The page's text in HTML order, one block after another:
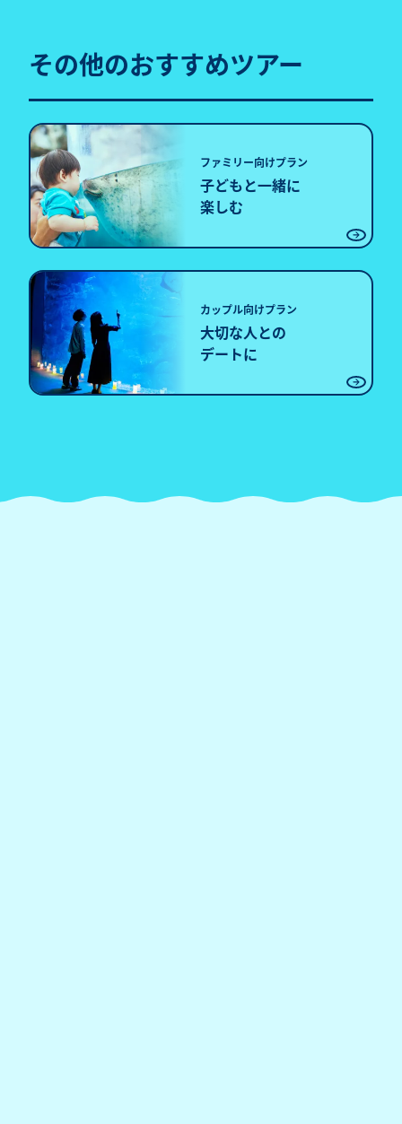
その他のおすすめツアー
ファミリー向けプラン
子どもと一緒に
楽しむ
カップル向けプラン
大切な人との
デートに